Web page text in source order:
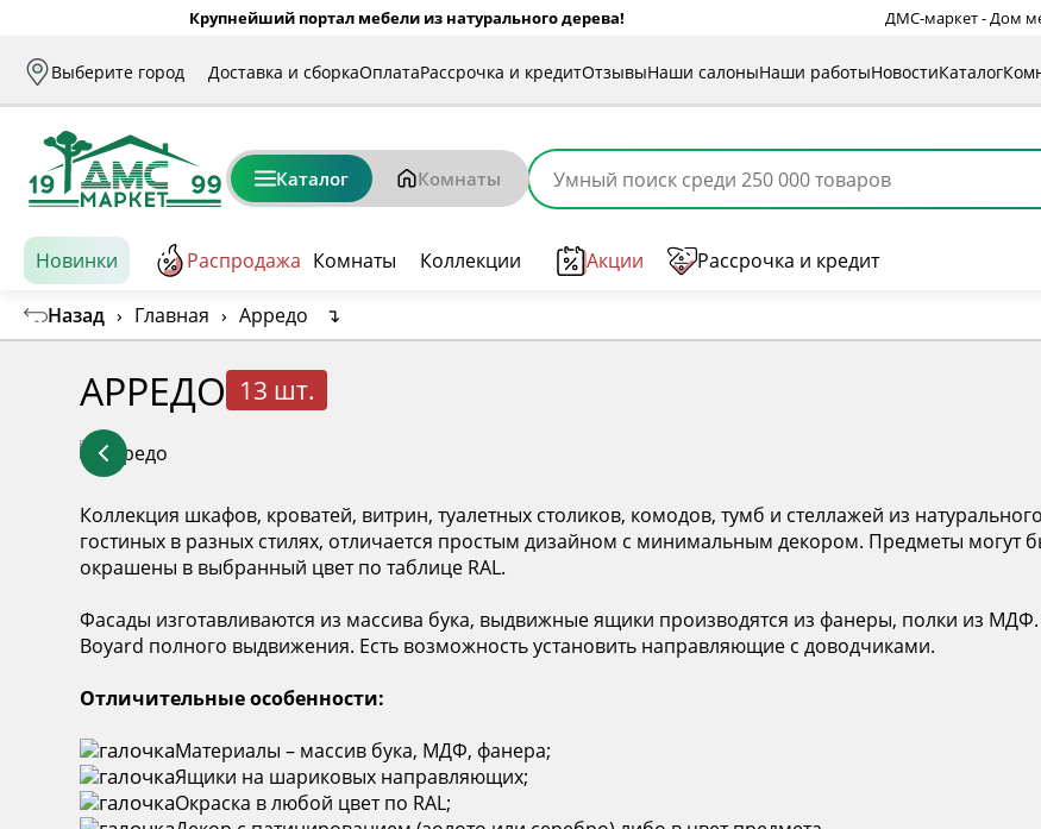
Крупнейший портал мебели из натурального дерева! ДМС-маркет - Дом
Выберите город Доставка и сборкаОплатаРассрочка и кредитОтзывыНаши салоныНаши работыНовостиКаталог
Каталог Комнаты
Новинки Распродажа Комнаты Коллекции Акции Рассрочка и кредит
Назад › Главная › Арредо ↴
АРРЕДО 13 шт.
Коллекция шкафов, кроватей, витрин, туалетных столиков, комодов, тумб и стеллажей из
гостиных в разных стилях, отличается простым дизайном с минимальным декором. Предметы могут
окрашены в выбранный цвет по таблице RAL.
Фасады изготавливаются из массива бука, выдвижные ящики производятся из фанеры, полки из
Boyard полного выдвижения. Есть возможность установить направляющие с доводчиками.
Отличительные особенности:
Материалы – массив бука, МДФ, фанера;
Ящики на шариковых направляющих;
Окраска в любой цвет по RAL;